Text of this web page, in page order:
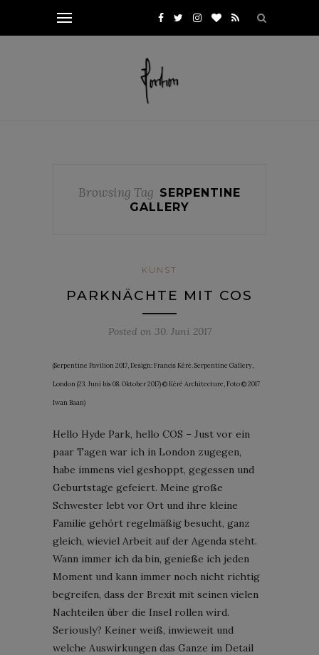
Browsing Tag SERPENTINE
GALLERY
KUNST
PARKNÄCHTE MIT COS
Posted on 30. Juni 2017
(Serpentine Pavilion 2017, Design: Francis Kéré. Serpentine Gallery,
London (23. Juni bis 08. Oktober 2017) © Kéré Architecture, Foto © 2017
Iwan Baan)
Hello Hyde Park, hello COS – Just vor ein
paar Tagen war ich in London zugegen,
habe immens viel geshoppt, gegessen und
Geburtstage gefeiert. Meine große
Schwester lebt vor Ort und ihre kleine
Familie gehört regelmäßig besucht, ganz
gleich, wieviel Arbeit auf der Agenda steht.
Wann immer ich da bin, genieße ich jeden
Moment und kann immer noch nicht richtig
begreifen, dass der Brexit mit seinen vielen
Nachteilen über die Insel rollen wird.
Seriously? Keiner weiß, inwieweit und
welche Auswirkungen das Ganze im Detail